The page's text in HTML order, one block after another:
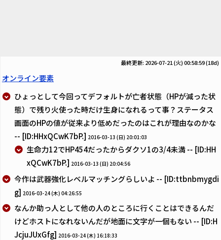
最終更新: 2026-07-21 (火) 00:58:59(18d)
オンライン要素
ひょっとして今回ってデフォルトが亡者状態（HPが減った状
態）で残り火使った時だけ生身になれるって事？ステータス
画面のHPの値が従来より低めだったのはこれが理由なのかな
-- [ID:HHxQCwK7bP.] 2016-03-13 (日) 20:01:03
生命力12でHP454だったからダクソ1の3/4未満 -- [ID:HH
xQCwK7bP.] 2016-03-13 (日) 20:04:56
今作は武器強化レベルマッチングらしいよ -- [ID:ttbnbmygdi
g] 2016-03-24 (木) 04:26:55
なんか助っ人として他の人のところに行くことはできるんだ
けどホストになれないんだが地面に文字が一個もない -- [ID:H
JcjuJUxGfg] 2016-03-24 (木) 16:18:33